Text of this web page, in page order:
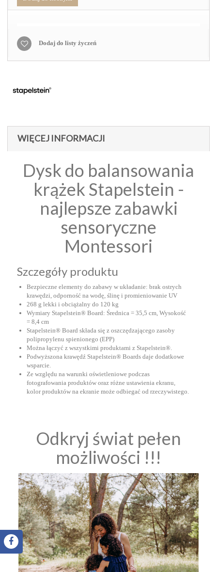
Dodaj do listy życzeń
WIĘCEJ INFORMACJI
Dysk do balansowania
krążek Stapelstein -
najlepsze zabawki
sensoryczne
Montessori
Szczegóły produktu
Bezpieczne elementy do zabawy w układanie: brak ostrych
krawędzi, odporność na wodę, ślinę i promieniowanie UV
268 g lekki i obciążalny do 120 kg
Wymiary Stapelstein® Board: Średnica = 35,5 cm, Wysokość
= 8,4 cm
Stapelstein® Board składa się z oszczędzającego zasoby
polipropylenu spienionego (EPP)
Można łączyć z wszystkimi produktami z Stapelstein®.
Podwyższona krawędź Stapelstein® Boards daje dodatkowe
wsparcie.
Ze względu na warunki oświetleniowe podczas
fotografowania produktów oraz różne ustawienia ekranu,
kolor produktów na ekranie może odbiegać od rzeczywistego.
Odkryj świat pełen
możliwości !!!